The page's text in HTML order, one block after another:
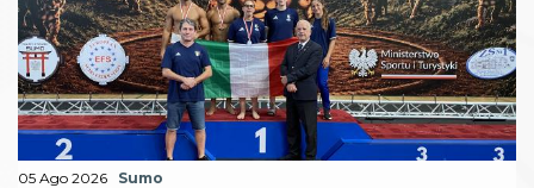
05 Ago 2026 Sumo